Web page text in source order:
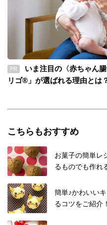
PR
いま注目の〈赤ちゃん
リゴ®」が選ばれる理由とは
こちらもおすすめ
お菓子の簡単レ
るものでも作れ
簡単♪かわいい
るコツをご紹介！